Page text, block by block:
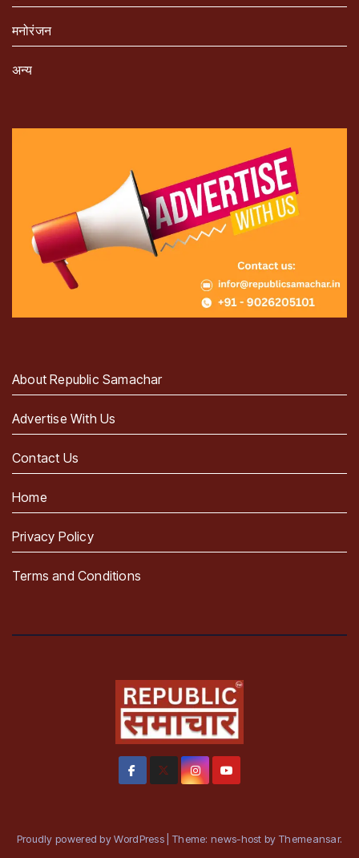
मनोरंजन
अन्य
About Republic Samachar
Advertise With Us
Contact Us
Home
Privacy Policy
Terms and Conditions
Proudly powered by WordPress Theme: news-host by Themeansar.